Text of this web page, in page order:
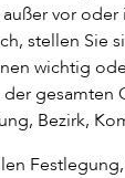
vor oder
stellen Sie
wichtig
gesamten
Bezirk,